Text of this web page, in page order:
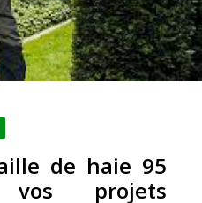
de haie 95
projets